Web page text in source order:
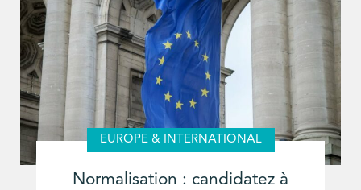
EUROPE & INTERNATIONAL
Normalisation : candidatez à